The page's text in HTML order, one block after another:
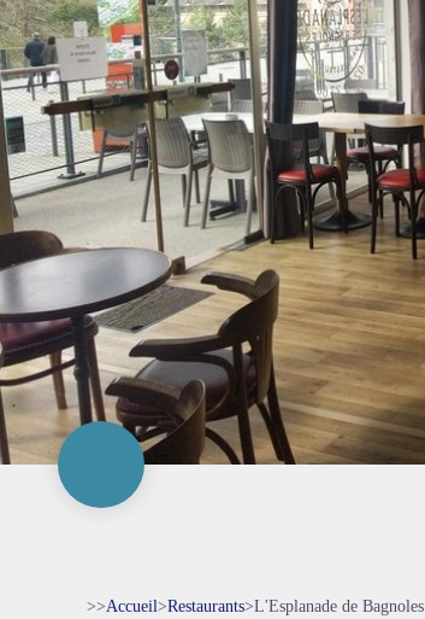
>>Accueil>Restaurants>L'Esplanade de Bagnoles